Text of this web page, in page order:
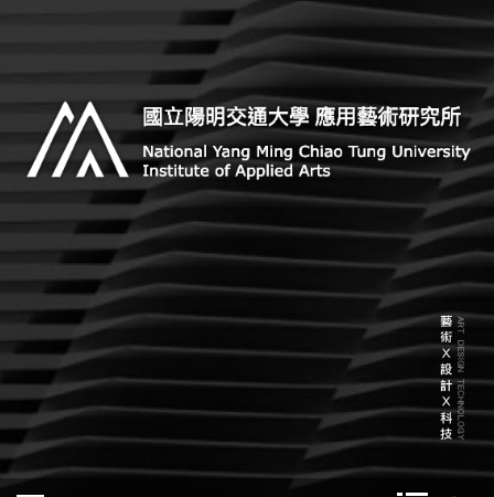
國立陽明交通大學 應用藝術研
究所
Institute of Applied Arts, National Yang Ming Chiao